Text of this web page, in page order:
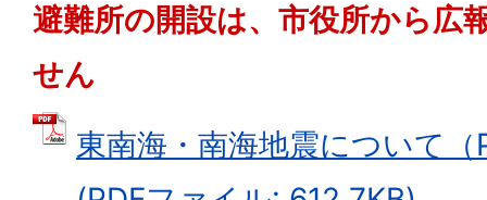
避難所の開設は、市役所から広
せん
東南海・南海地震について（